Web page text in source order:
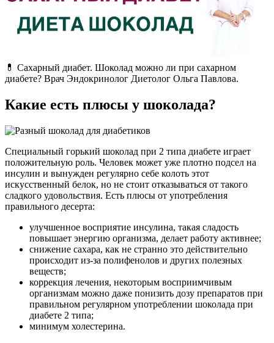
💊 Сахарный диабет. Шоколад можно ли при сахарном
диабете? Врач Эндокринолог Диетолог Ольга Павлова.
Какие есть плюсы у шоколада?
Специальный горький шоколад при 2 типа диабете играет
положительную роль. Человек может уже плотно подсел на
инсулин и вынужден регулярно себе колоть этот
искусственный белок, но не стоит отказываться от такого
сладкого удовольствия. Есть плюсы от употребления
правильного десерта:
улучшенное восприятие инсулина, такая сладость
повышает энергию организма, делает работу активнее;
снижение сахара, как не странно это действительно
происходит из-за полифенолов и других полезных
веществ;
коррекция лечения, некоторым восприимчивым
организмам можно даже понизить дозу препаратов при
правильном регулярном употреблении шоколада при
диабете 2 типа;
минимум холестерина.